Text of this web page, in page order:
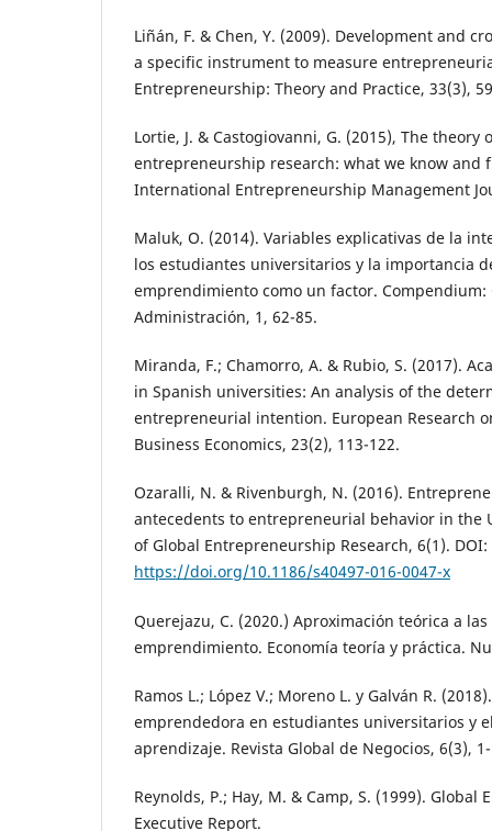
Liñán, F. & Chen, Y. (2009). Development and
a specific instrument to measure
Entrepreneurship: Theory and Practice, 33(3),
Lortie, J. & Castogiovanni, G. (2015), The
entrepreneurship research: what we know and
International Entrepreneurship Management
Maluk, O. (2014). Variables explicativas de la
los estudiantes universitarios y la importancia
emprendimiento como un factor. Compendium:
Administración, 1, 62-85.
Miranda, F.; Chamorro, A. & Rubio, S. (2017).
in Spanish universities: An analysis of the
entrepreneurial intention. European Research
Business Economics, 23(2), 113-122.
Ozaralli, N. & Rivenburgh, N. (2016).
antecedents to entrepreneurial behavior in the
of Global Entrepreneurship Research, 6(1). DOI:
https://doi.org/10.1186/s40497-016-0047-x
Querejazu, C. (2020.) Aproximación teórica a
emprendimiento. Economía teoría y práctica.
Ramos L.; López V.; Moreno L. y Galván R.
emprendedora en estudiantes universitarios y
aprendizaje. Revista Global de Negocios, 6(3),
Reynolds, P.; Hay, M. & Camp, S. (1999).
Executive Report.